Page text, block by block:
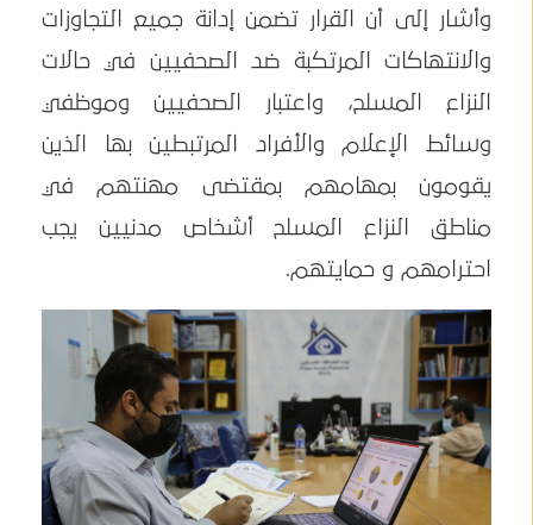
وأشار إلى أن القرار تضمن إدانة جميع التجاوزات
والانتهاكات المرتكبة ضد الصحفيين في حالات
النزاع المسلح، واعتبار الصحفيين وموظفي
وسائط الإعلام والأفراد المرتبطين بها الذين
يقومون بمهامهم بمقتضى مهنتهم في
مناطق النزاع المسلح أشخاص مدنيين يجب
احترامهم و حمايتهم.